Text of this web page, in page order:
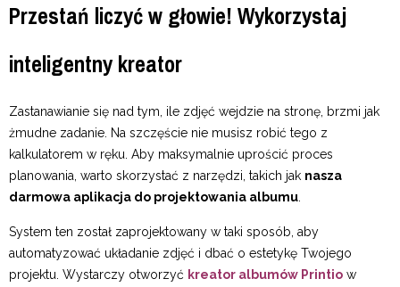
Przestań liczyć w głowie! Wykorzystaj
inteligentny kreator
Zastanawianie się nad tym, ile zdjęć wejdzie na stronę, brzmi jak
żmudne zadanie. Na szczęście nie musisz robić tego z
kalkulatorem w ręku. Aby maksymalnie uprościć proces
planowania, warto skorzystać z narzędzi, takich jak nasza
darmowa aplikacja do projektowania albumu
System ten został zaprojektowany w taki sposób, aby
automatyzować układanie zdjęć i dbać o estetykę Twojego
projektu. Wystarczy otworzyć kreator albumów Printio w